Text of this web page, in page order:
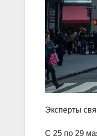
Эксперты
С 25 по 29